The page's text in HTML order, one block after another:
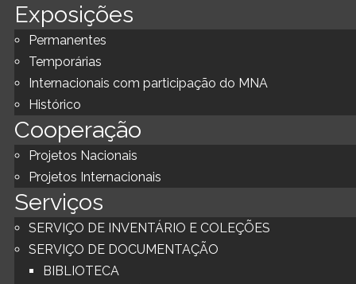
Exposições
Permanentes
Temporárias
Internacionais com participação do MNA
Histórico
Cooperação
Projetos Nacionais
Projetos Internacionais
Serviços
SERVIÇO DE INVENTÁRIO E COLEÇÕES
SERVIÇO DE DOCUMENTAÇÃO
BIBLIOTECA